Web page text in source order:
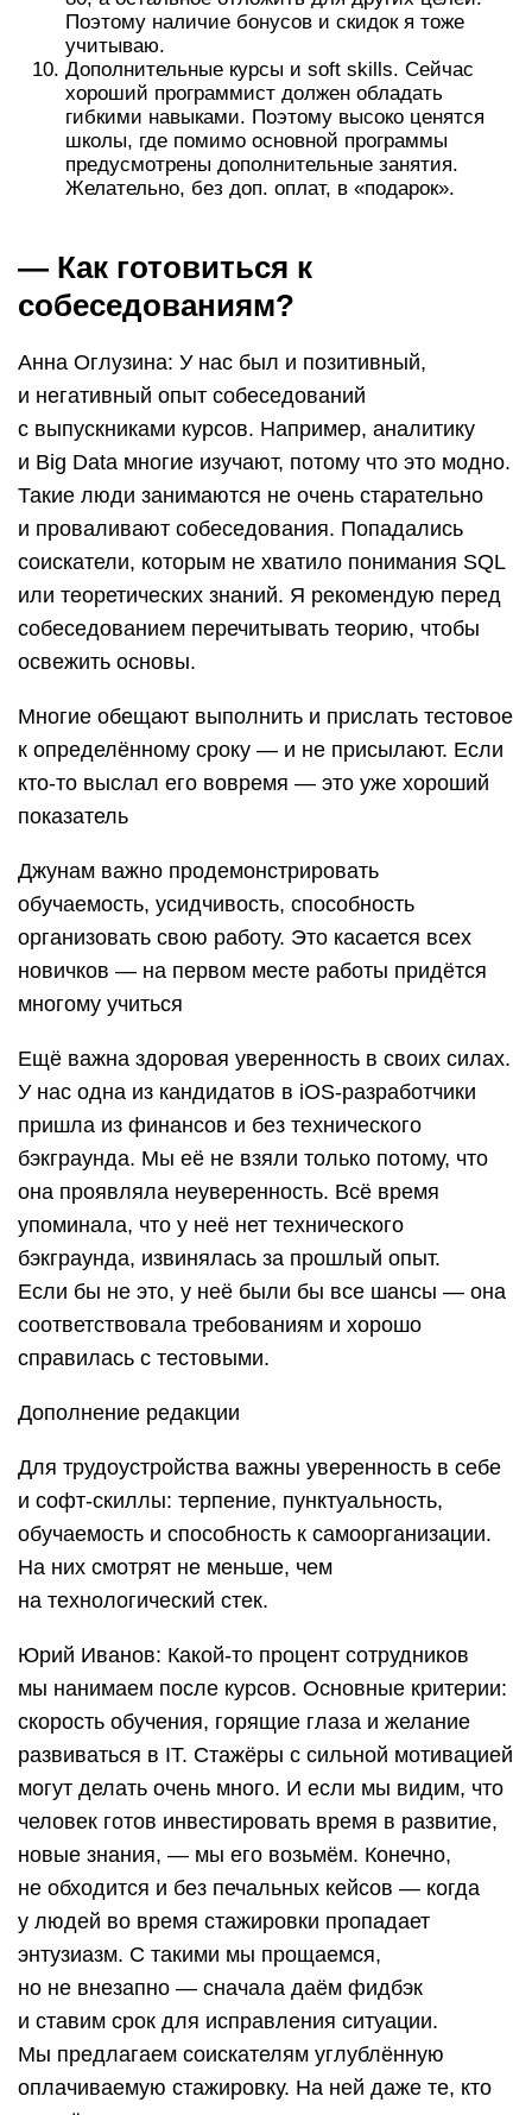
Поэтому наличие бонусов и скидок я тоже
учитываю.
Дополнительные курсы и soft skills. Сейчас
хороший программист должен обладать
гибкими навыками. Поэтому высоко ценятся
школы, где помимо основной программы
предусмотрены дополнительные занятия.
Желательно, без доп. оплат, в «подарок».
— Как готовиться к
собеседованиям?
Анна Оглузина: У нас был и позитивный,
и негативный опыт собеседований
с выпускниками курсов. Например, аналитику
и Big Data многие изучают, потому что это модно.
Такие люди занимаются не очень старательно
и проваливают собеседования. Попадались
соискатели, которым не хватило понимания SQL
или теоретических знаний. Я рекомендую перед
собеседованием перечитывать теорию, чтобы
освежить основы.
Многие обещают выполнить и прислать тестовое
к определённому сроку — и не присылают. Если
кто-то выслал его вовремя — это уже хороший
показатель
Джунам важно продемонстрировать
обучаемость, усидчивость, способность
организовать свою работу. Это касается всех
новичков — на первом месте работы придётся
многому учиться
Ещё важна здоровая уверенность в своих силах.
У нас одна из кандидатов в iOS-разработчики
пришла из финансов и без технического
бэкграунда. Мы её не взяли только потому, что
она проявляла неуверенность. Всё время
упоминала, что у неё нет технического
бэкграунда, извинялась за прошлый опыт.
Если бы не это, у неё были бы все шансы — она
соответствовала требованиям и хорошо
справилась с тестовыми.
Дополнение редакции
Для трудоустройства важны уверенность в себе
и софт-скиллы: терпение, пунктуальность,
обучаемость и способность к самоорганизации.
На них смотрят не меньше, чем
на технологический стек.
Юрий Иванов: Какой-то процент сотрудников
мы нанимаем после курсов. Основные критерии:
скорость обучения, горящие глаза и желание
развиваться в IT. Стажёры с сильной мотивацией
могут делать очень много. И если мы видим, что
человек готов инвестировать время в развитие,
новые знания, — мы его возьмём. Конечно,
не обходится и без печальных кейсов — когда
у людей во время стажировки пропадает
энтузиазм. С такими мы прощаемся,
но не внезапно — сначала даём фидбэк
и ставим срок для исправления ситуации.
Мы предлагаем соискателям углублённую
оплачиваемую стажировку. На ней даже те, кто